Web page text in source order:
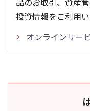
投資情報をご利用い
オンラインサー